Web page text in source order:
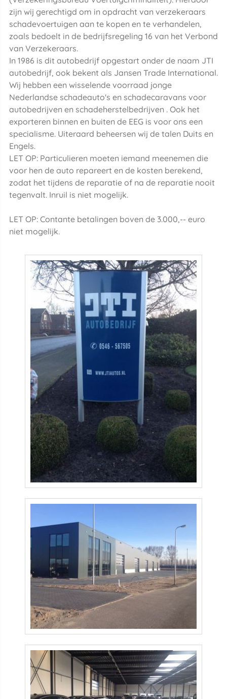
zijn wij gerechtigd om in opdracht van verzekeraars
schadevoertuigen aan te kopen en te verhandelen,
zoals bedoelt in de bedrijfsregeling 16 van het Verbond
van Verzekeraars.
In 1986 is dit autobedrijf opgestart onder de naam JTI
autobedrijf, ook bekent als Jansen Trade International.
Wij hebben een wisselende voorraad jonge
Nederlandse schadeauto's en schadecaravans voor
autobedrijven en schadeherstelbedrijven . Ook het
exporteren binnen en buiten de EEG is voor ons een
specialisme. Uiteraard beheersen wij de talen Duits en
Engels.
LET OP: Particulieren moeten iemand meenemen die
voor hen de auto repareert en de kosten berekend,
zodat het tijdens de reparatie of na de reparatie nooit
tegenvalt. Inruil is niet mogelijk.
LET OP: Contante betalingen boven de 3.000,-- euro
niet mogelijk.